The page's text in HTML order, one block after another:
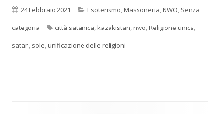
Pubblicato
24 Febbraio 2021 Categorie
Esoterismo,Massoneria,NWO, Senza
categoria
Tag
città satanica,kazakistan,nwo,Religione unica,
satan, sole,unificazione delle religioni